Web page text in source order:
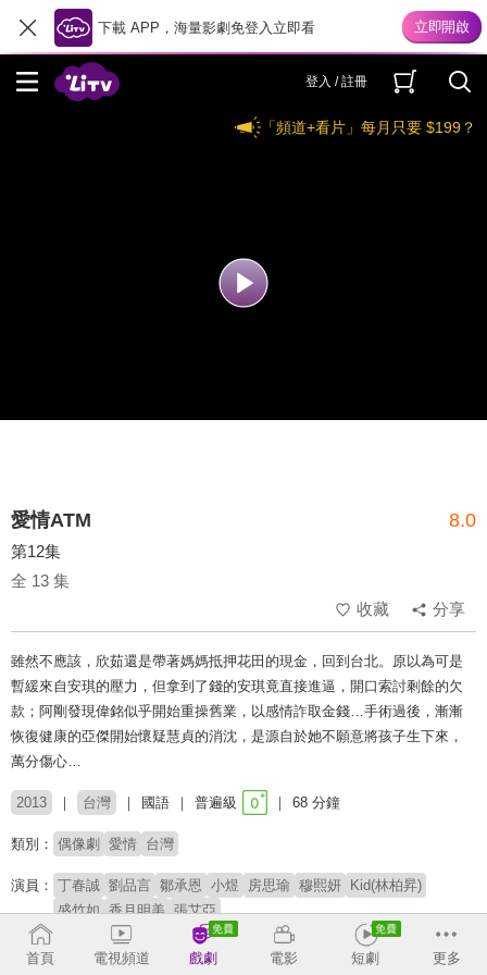
下載 APP，海量影劇免登入立即看
登入 / 註冊
「頻道+看片」每月只要 $199？
愛情ATM 8.0
第12集
全 13 集
收藏
分享
雖然不應該，欣茹還是帶著媽媽抵押花田的現金，回到台北。原以為可是
暫緩來自安琪的壓力，但拿到了錢的安琪竟直接進逼，開口索討剩餘的欠
款；阿剛發現偉銘似乎開始重操舊業，以感情詐取金錢…手術過後，漸漸
恢復健康的亞傑開始懷疑慧貞的消沈，是源自於她不願意將孩子生下來，
萬分傷心…
2013 台灣 國語 普遍級 68 分鐘
類別： 偶像劇 愛情 台灣
演員： 丁春誠 劉品言 鄒承恩 小煜 房思瑜 穆熙妍
Kid(林柏昇)
盛竹如 香月明美 張艾亞
導演： 余蒨蒨
首頁 電視頻道 戲劇 電影 短劇 更多